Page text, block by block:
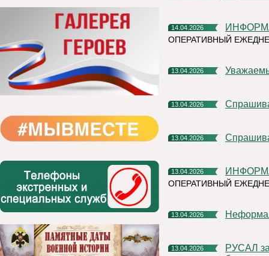
14.04.2026
ОПЕРАТИВНЫЙ
13.04.2026
13.04.2026
13.04.2026
13.04.2026
ОПЕРАТИВНЫЙ
13.04.2026
13.04.2026
РУСАЛ завершил масштабный проект по усилению сырьевой